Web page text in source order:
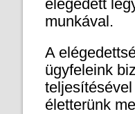
elégedett
munkával.
A
ügyfeleink
életterünk